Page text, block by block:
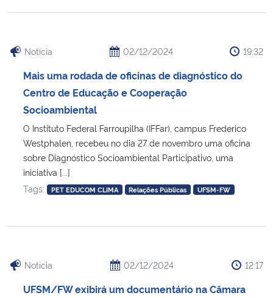
PlanaltoNotícia 02/12/2024 19:32
Mais uma rodada de oficinas de diagnóstico do
Centro de Educação e Cooperação
Socioambiental
O Instituto Federal Farroupilha (IFFar), campus Frederico
Westphalen, recebeu no dia 27 de novembro uma oficina
sobre Diagnóstico Socioambiental Participativo, uma
iniciativa [...]
Tags:
PET EDUCOM CLIMA Relações Públicas UFSM-FW
Notícia 02/12/2024 12:17
UFSM/FW exibirá um documentário na Câmara